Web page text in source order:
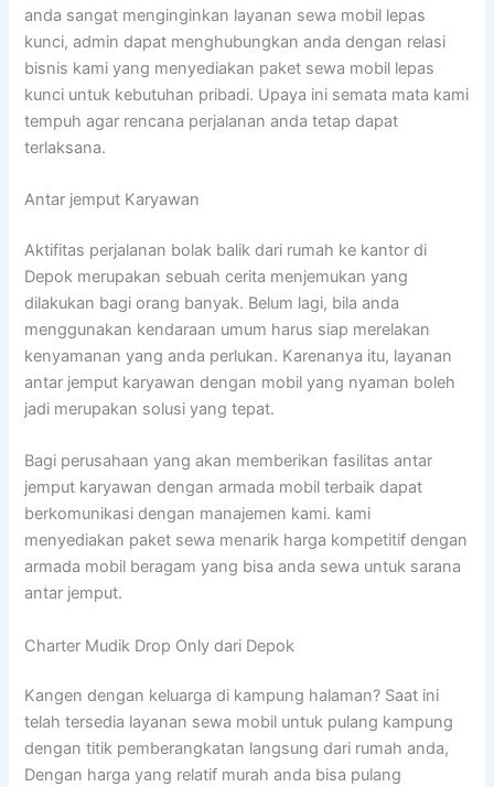
anda sangat menginginkan layanan sewa mobil lepas
kunci, admin dapat menghubungkan anda dengan relasi
bisnis kami yang menyediakan paket sewa mobil lepas
kunci untuk kebutuhan pribadi. Upaya ini semata mata kami
tempuh agar rencana perjalanan anda tetap dapat
terlaksana.
Antar jemput Karyawan
Aktifitas perjalanan bolak balik dari rumah ke kantor di
Depok merupakan sebuah cerita menjemukan yang
dilakukan bagi orang banyak. Belum lagi, bila anda
menggunakan kendaraan umum harus siap merelakan
kenyamanan yang anda perlukan. Karenanya itu, layanan
antar jemput karyawan dengan mobil yang nyaman boleh
jadi merupakan solusi yang tepat.
Bagi perusahaan yang akan memberikan fasilitas antar
jemput karyawan dengan armada mobil terbaik dapat
berkomunikasi dengan manajemen kami. kami
menyediakan paket sewa menarik harga kompetitif dengan
armada mobil beragam yang bisa anda sewa untuk sarana
antar jemput.
Charter Mudik Drop Only dari Depok
Kangen dengan keluarga di kampung halaman? Saat ini
telah tersedia layanan sewa mobil untuk pulang kampung
dengan titik pemberangkatan langsung dari rumah anda,
Dengan harga yang relatif murah anda bisa pulang